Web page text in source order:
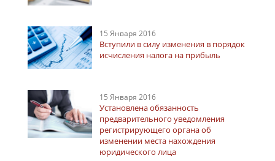
15 Января 2016
Вступили в силу изменения в порядок
исчисления налога на прибыль
15 Января 2016
Установлена обязанность
предварительного уведомления
регистрирующего органа об
изменении места нахождения
юридического лица